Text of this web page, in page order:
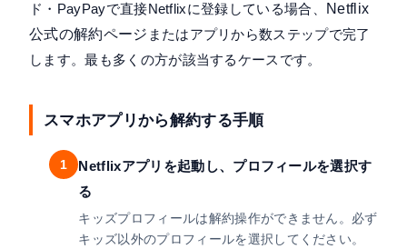
ド・PayPayで直接Netflixに登録している場合、
Netflix
公式の解約ページ またはアプリから数ステップで完了
します。最も多くの方が該当するケースです。
スマホアプリから解約する手順
1
Netflixアプリを起動し、プロフィールを選択す
る
キッズプロフィールは解約操作ができません。必ず
キッズ以外のプロフィールを選択してください。